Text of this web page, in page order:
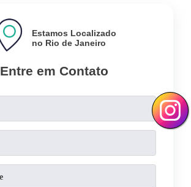
Entre em Contato
Estamos Localizado
no Rio de Janeiro